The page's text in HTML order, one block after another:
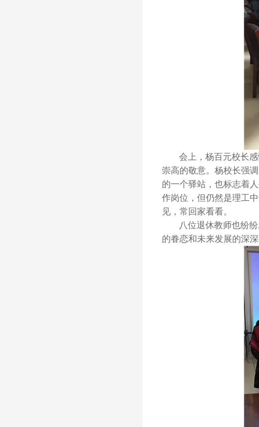
会上，杨百元校长
崇高的敬意。杨校长强
的一个驿站，也标志着
作岗位，但仍然是理工
见，常回家看看。
八位退休教师也纷
的眷恋和未来发展的深深